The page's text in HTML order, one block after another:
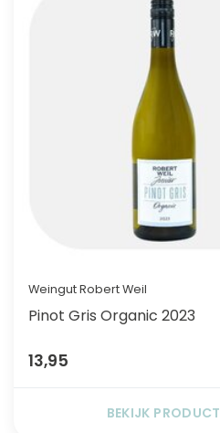
Weingut Robert Weil
Pinot Gris Organic 2023
13,95
BEKIJK PRODUCT